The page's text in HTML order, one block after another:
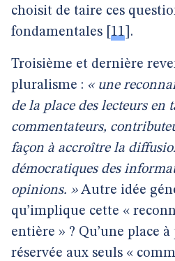
choisit de taire ces
fondamentales 11 .
Troisième et dernière
pluralisme : « une
de la place des lecteurs en
commentateurs,
façon à accroître la
démocratiques des
opinions. »Autre idée
qu’implique cette «
entière » ? Qu’une place
réservée aux seuls «